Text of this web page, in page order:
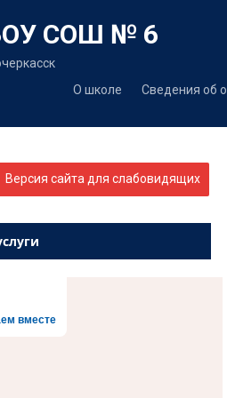
СОШ № 6
О школе
Сведения об
сайта для слабовидящих
вместе